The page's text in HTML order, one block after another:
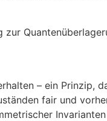
zur
– ein Prinzip,
fair und